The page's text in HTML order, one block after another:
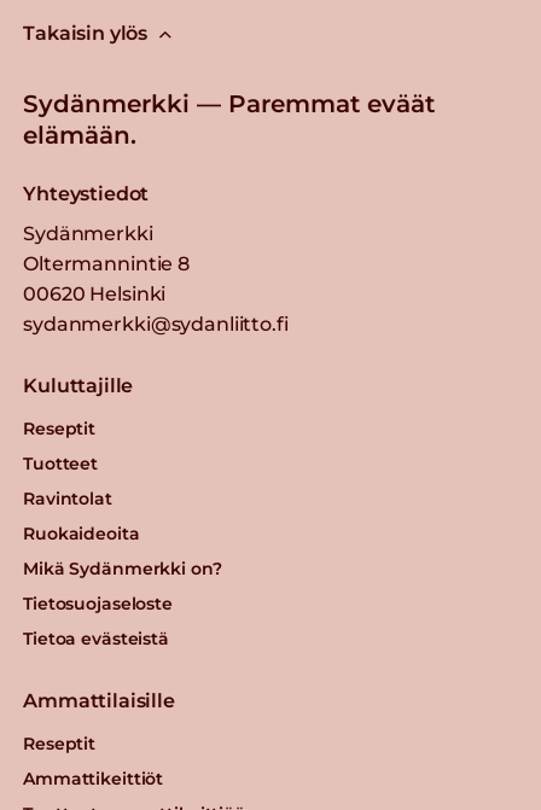
Takaisin ylös
Sydänmerkki — Paremmat eväät
elämään.
Yhteystiedot
Sydänmerkki
Oltermannintie 8
00620 Helsinki
sydanmerkki@sydanliitto.fi
Kuluttajille
Reseptit
Tuotteet
Ravintolat
Ruokaideoita
Mikä Sydänmerkki on?
Tietosuojaseloste
Tietoa evästeistä
Ammattilaisille
Reseptit
Ammattikeittiöt